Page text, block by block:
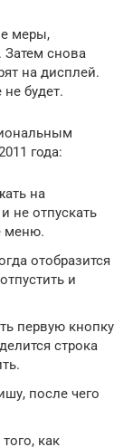
меры,
снова
на дисплей.
будет.
года:
на
не отпускать
меню.
отобразится
и
первую кнопку
строка
после чего
как